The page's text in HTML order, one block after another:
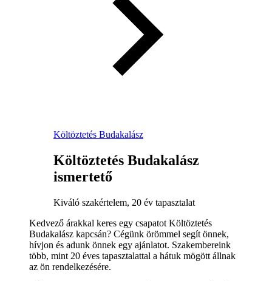
Költöztetés Budakalász
Költöztetés Budakalász
ismertető
Kiváló szakértelem, 20 év tapasztalat
Kedvező árakkal keres egy csapatot Költöztetés
Budakalász kapcsán? Cégünk örömmel segít önnek,
hívjon és adunk önnek egy ajánlatot. Szakembereink
több, mint 20 éves tapasztalattal a hátuk mögött állnak
az ön rendelkezésére.